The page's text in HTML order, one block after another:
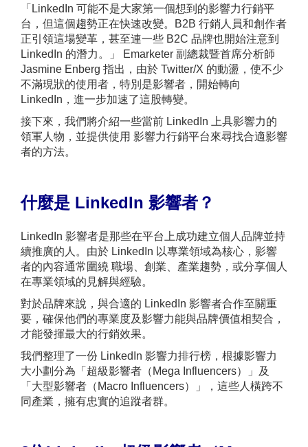
「LinkedIn 可能不是大家第一個想到的影響力行銷平
台，但這個趨勢正在快速改變。B2B 行銷人員和創作者
正引領這場變革，甚至連一些 B2C 品牌也開始注意到
LinkedIn 的潛力。」 Emarketer 副總裁暨首席分析師
Jasmine Enberg 指出，由於 Twitter/X 的動盪，使不少
不滿現狀的使用者，特別是影響者，開始轉向
LinkedIn，進一步加速了這股轉變。
接下來，我們將介紹一些當前 LinkedIn 上具影響力的
領軍人物，並提供使用 影響力行銷平台來尋找合適影響
者的方法。
什麼是 LinkedIn 影響者？
LinkedIn 影響者是那些在平台上成功建立個人品牌並持
續推廣的人。由於 LinkedIn 以專業領域為核心，影響
者的內容通常圍繞 職場、創業、產業趨勢，或分享個人
在專業領域的見解與經驗。
對於品牌來說，與合適的 LinkedIn 影響者合作至關重
要，確保他們的專業度及影響力能與品牌價值相契合，
才能發揮最大的行銷效果。
我們整理了一份 LinkedIn 影響力排行榜，根據影響力
大小劃分為「超級影響者（Mega Influencers）」及
「大型影響者（Macro Influencers）」，這些人橫跨不
同產業，擁有忠實的追蹤者群。